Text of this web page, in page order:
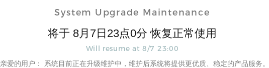
System Upgrade Maintenance
将于 8月 7日 23点0分 恢复正常使用
Will resume at8/7 23:00
亲爱的用户： 系统目前正在升级维护中，维护后系统将提供更优质、稳定的产品服务。